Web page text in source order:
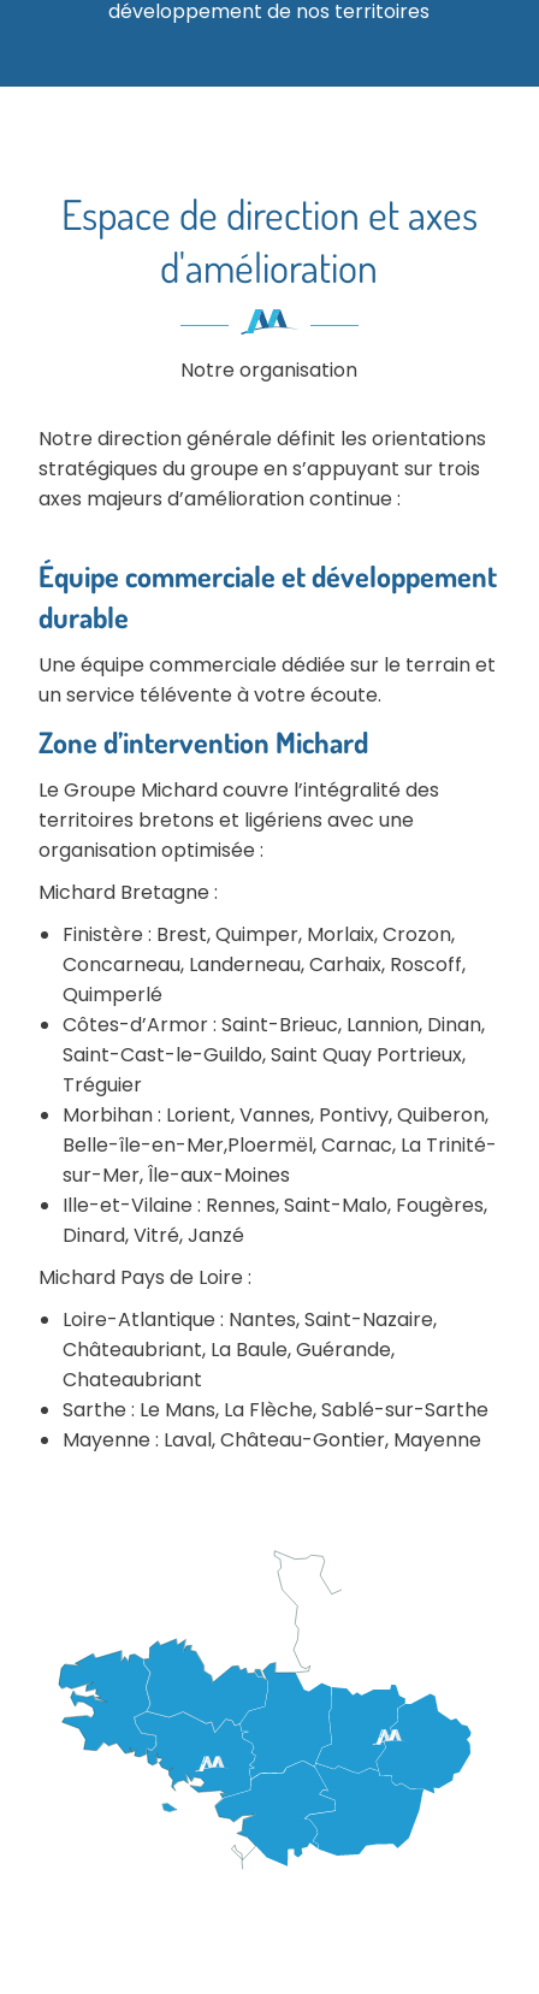
développement de nos territoires
Espace de direction et axes
d'amélioration
Notre organisation
Notre direction générale définit les orientations
stratégiques du groupe en s’appuyant sur trois
axes majeurs d’amélioration continue :
Équipe commerciale et développement
durable
Une équipe commerciale dédiée sur le terrain et
un service télévente à votre écoute.
Zone d’intervention Michard
Le Groupe Michard couvre l’intégralité des
territoires bretons et ligériens avec une
organisation optimisée :
Michard Bretagne :
Finistère : Brest, Quimper, Morlaix, Crozon,
Concarneau, Landerneau, Carhaix, Roscoff,
Quimperlé
Côtes-d’Armor : Saint-Brieuc, Lannion, Dinan,
Saint-Cast-le-Guildo, Saint Quay Portrieux,
Tréguier
Morbihan : Lorient, Vannes, Pontivy, Quiberon,
Belle-île-en-Mer,Ploermël, Carnac, La Trinité-
sur-Mer, Île-aux-Moines
Ille-et-Vilaine : Rennes, Saint-Malo, Fougères,
Dinard, Vitré, Janzé
Michard Pays de Loire :
Loire-Atlantique : Nantes, Saint-Nazaire,
Châteaubriant, La Baule, Guérande,
Chateaubriant
Sarthe : Le Mans, La Flèche, Sablé-sur-Sarthe
Mayenne : Laval, Château-Gontier, Mayenne